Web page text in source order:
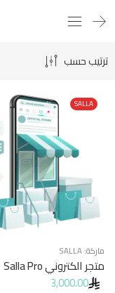
ترتيب حسب
SALLA
ماركة:SALLA
متجر الكتروني Salla Pro
3,000.00